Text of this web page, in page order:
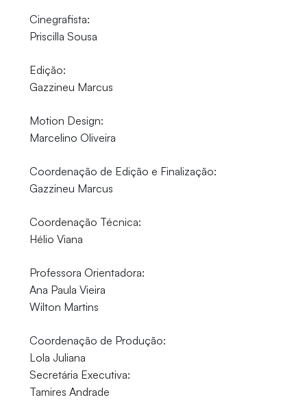
Cinegrafista:
Priscilla Sousa
Edição:
Gazzineu Marcus
Motion Design:
Marcelino Oliveira
Coordenação de Edição e Finalização:
Gazzineu Marcus
Coordenação Técnica:
Hélio Viana
Professora Orientadora:
Ana Paula Vieira
Wilton Martins
Coordenação de Produção:
Lola Juliana
Secretária Executiva:
Tamires Andrade